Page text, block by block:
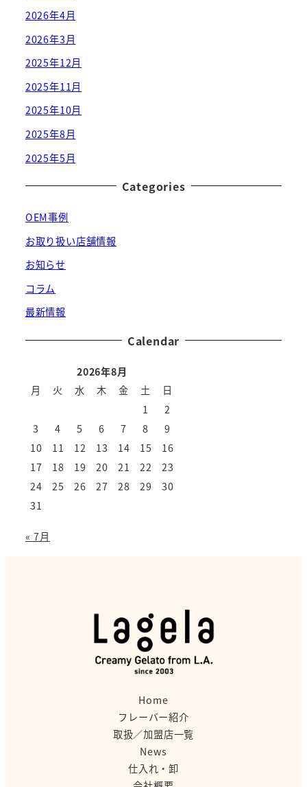
2026年4月
2026年3月
2025年12月
2025年11月
2025年10月
2025年8月
2025年5月
Categories
OEM事例
お取り扱い店舗情報
お知らせ
コラム
最新情報
Calendar
2026年8月
月
火 水 木 金 土
日
1
2
3
4 5 6 7 8
9
10
11 12 13 14 15
16
17
18 19 20 21 22
23
24
25 26 27 28 29
30
31
« 7月
Home
フレーバー紹介
取扱／加盟店一覧
News
仕入れ・卸